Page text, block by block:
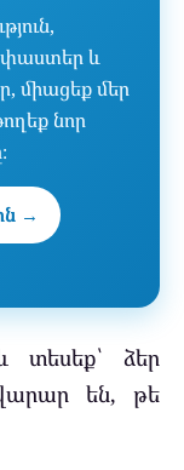
փաստեր և
միացեք մեր
նոր
→
ձեր
են, թե